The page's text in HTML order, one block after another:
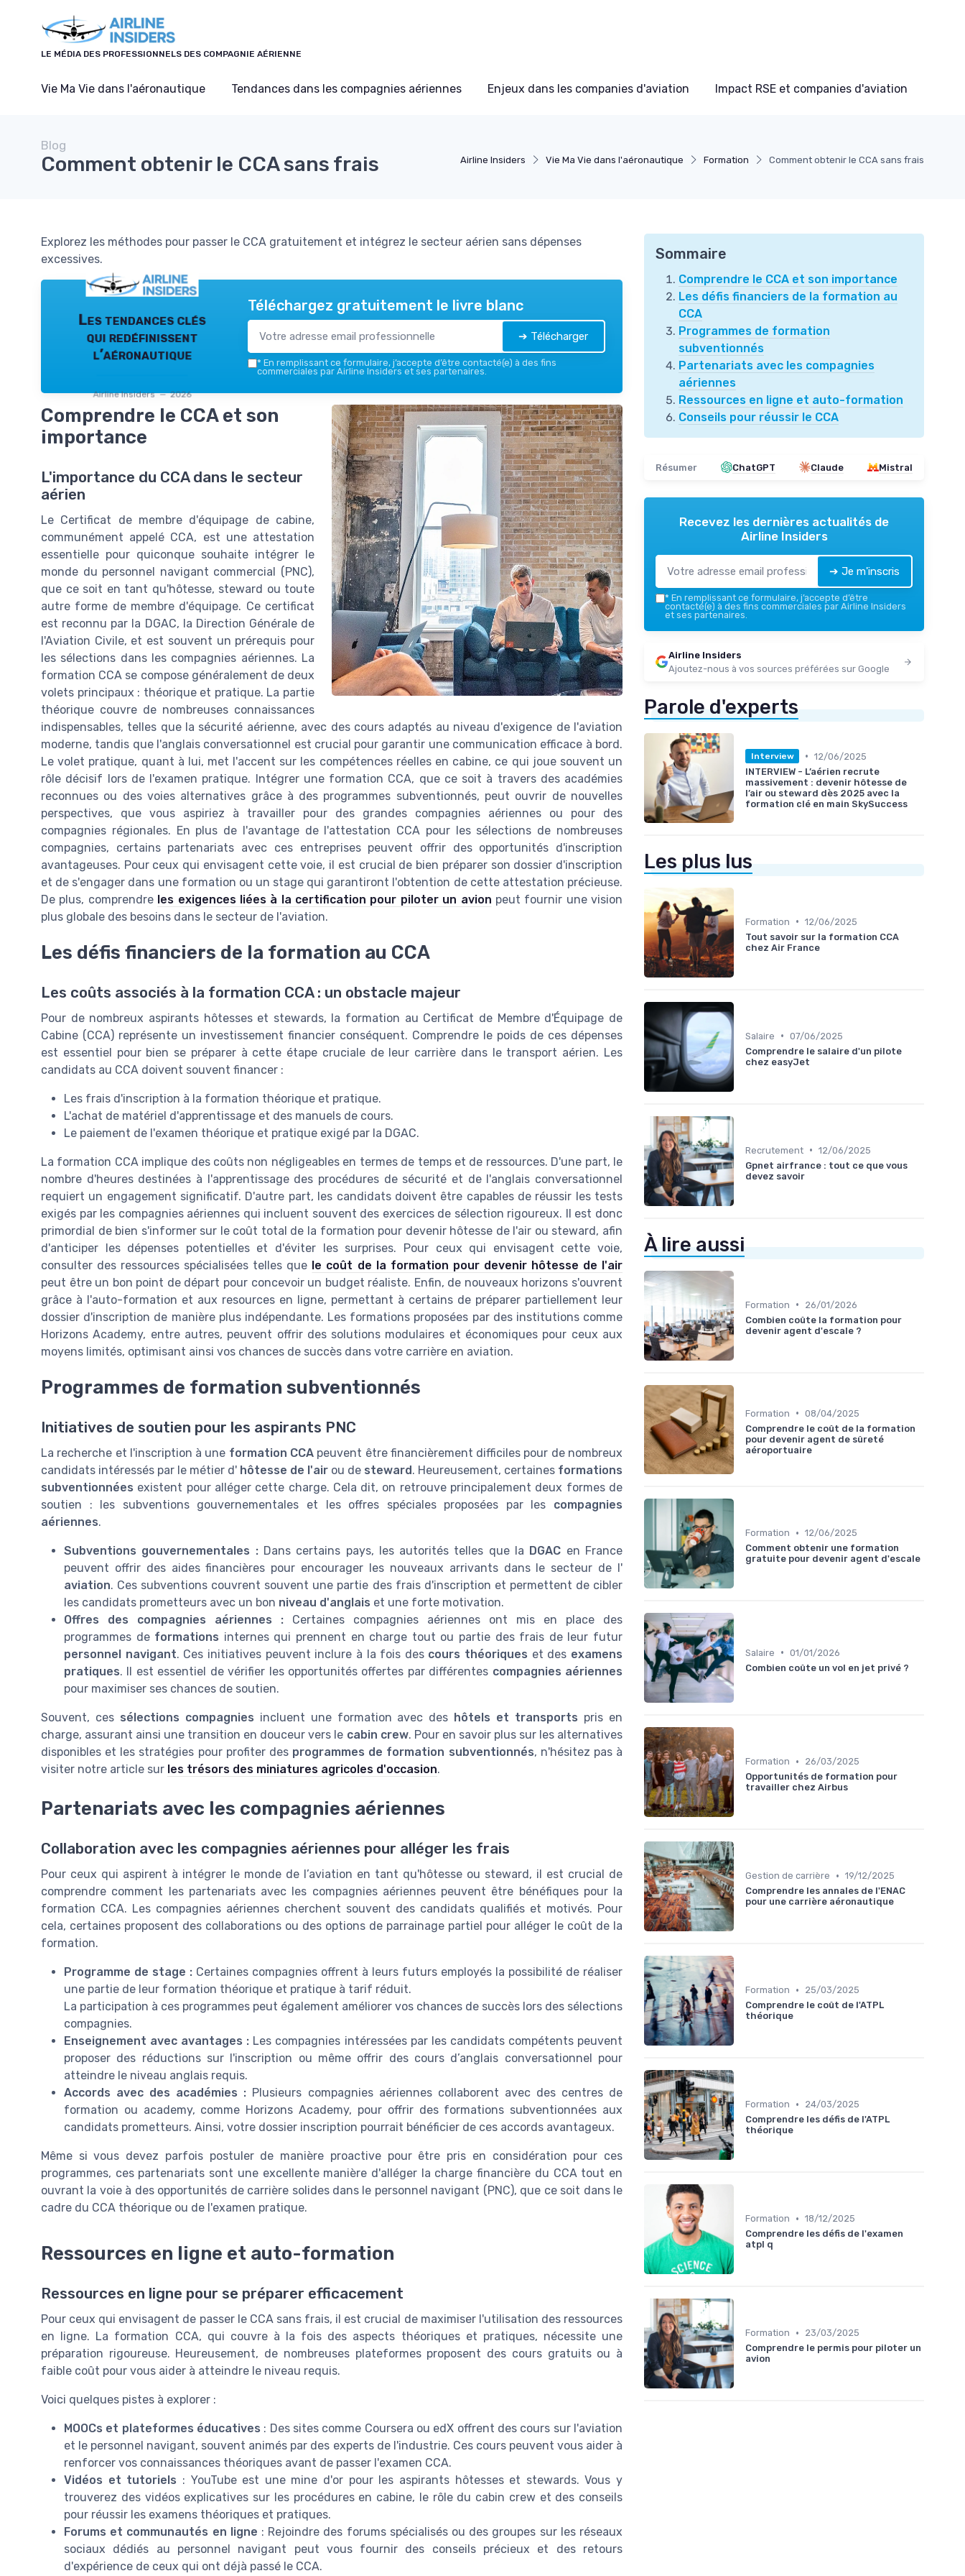
LE MÉDIA DES PROFESSIONNELS DES COMPAGNIE AÉRIENNE
Vie Ma Vie dans l'aéronautique Tendances dans les compagnies aériennes Enjeux dans les companies d'aviation Impact RSE et companies d'aviation
Airline Insiders Vie Ma Vie dans l'aéronautique Formation Comment obtenir le CCA sans frais
Blog
Comment obtenir le CCA sans frais
Explorez les méthodes pour passer le CCA gratuitement et intégrez le secteur aérien sans dépenses
excessives.
Les tendances clés
qui redéfinissent
l’aéronautique
Airline Insiders — 2026
Téléchargez gratuitement le livre blanc
➔ Télécharger
* En remplissant ce formulaire, j’accepte d’être contacté(e) à des fins
commerciales par Airline Insiders et ses partenaires.
Comprendre le CCA et son
importance
L'importance du CCA dans le secteur
aérien
Le Certificat de membre d'équipage de cabine,
communément appelé CCA, est une attestation
essentielle pour quiconque souhaite intégrer le
monde du personnel navigant commercial (PNC),
que ce soit en tant qu'hôtesse, steward ou toute
autre forme de membre d'équipage. Ce certificat
est reconnu par la DGAC, la Direction Générale de
l'Aviation Civile, et est souvent un prérequis pour
les sélections dans les compagnies aériennes. La
formation CCA se compose généralement de deux
volets principaux : théorique et pratique. La partie
théorique couvre de nombreuses connaissances
indispensables, telles que la sécurité aérienne, avec des cours adaptés au niveau d'exigence de l'aviation
moderne, tandis que l'anglais conversationnel est crucial pour garantir une communication efficace à bord.
Le volet pratique, quant à lui, met l'accent sur les compétences réelles en cabine, ce qui joue souvent un
rôle décisif lors de l'examen pratique. Intégrer une formation CCA, que ce soit à travers des académies
reconnues ou des voies alternatives grâce à des programmes subventionnés, peut ouvrir de nouvelles
perspectives, que vous aspiriez à travailler pour des grandes compagnies aériennes ou pour des
compagnies régionales. En plus de l'avantage de l'attestation CCA pour les sélections de nombreuses
compagnies, certains partenariats avec ces entreprises peuvent offrir des opportunités d'inscription
avantageuses. Pour ceux qui envisagent cette voie, il est crucial de bien préparer son dossier d'inscription
et de s'engager dans une formation ou un stage qui garantiront l'obtention de cette attestation précieuse.
De plus, comprendre les exigences liées à la certification pour piloter un avion peut fournir une vision
plus globale des besoins dans le secteur de l'aviation.
Les défis financiers de la formation au CCA
Les coûts associés à la formation CCA : un obstacle majeur
Pour de nombreux aspirants hôtesses et stewards, la formation au Certificat de Membre d'Équipage de
Cabine (CCA) représente un investissement financier conséquent. Comprendre le poids de ces dépenses
est essentiel pour bien se préparer à cette étape cruciale de leur carrière dans le transport aérien. Les
candidats au CCA doivent souvent financer :
Les frais d'inscription à la formation théorique et pratique.
L'achat de matériel d'apprentissage et des manuels de cours.
Le paiement de l'examen théorique et pratique exigé par la DGAC.
La formation CCA implique des coûts non négligeables en termes de temps et de ressources. D'une part, le
nombre d'heures destinées à l'apprentissage des procédures de sécurité et de l'anglais conversationnel
requiert un engagement significatif. D'autre part, les candidats doivent être capables de réussir les tests
exigés par les compagnies aériennes qui incluent souvent des exercices de sélection rigoureux. Il est donc
primordial de bien s'informer sur le coût total de la formation pour devenir hôtesse de l'air ou steward, afin
d'anticiper les dépenses potentielles et d'éviter les surprises. Pour ceux qui envisagent cette voie,
consulter des ressources spécialisées telles que le coût de la formation pour devenir hôtesse de l'air
peut être un bon point de départ pour concevoir un budget réaliste. Enfin, de nouveaux horizons s'ouvrent
grâce à l'auto-formation et aux resources en ligne, permettant à certains de préparer partiellement leur
dossier d'inscription de manière plus indépendante. Les formations proposées par des institutions comme
Horizons Academy, entre autres, peuvent offrir des solutions modulaires et économiques pour ceux aux
moyens limités, optimisant ainsi vos chances de succès dans votre carrière en aviation.
Programmes de formation subventionnés
Initiatives de soutien pour les aspirants PNC
La recherche et l'inscription à une formation CCA peuvent être financièrement difficiles pour de nombreux
candidats intéressés par le métier d' hôtesse de l'air ou de steward . Heureusement, certaines formations
subventionnées existent pour alléger cette charge. Cela dit, on retrouve principalement deux formes de
soutien : les subventions gouvernementales et les offres spéciales proposées par les compagnies
aériennes.
Subventions gouvernementales :Dans certains pays, les autorités telles que la DGAC en France
peuvent offrir des aides financières pour encourager les nouveaux arrivants dans le secteur de l'
aviation. Ces subventions couvrent souvent une partie des frais d'inscription et permettent de cibler
les candidats prometteurs avec un bon niveau d'anglais et une forte motivation.
Offres des compagnies aériennes : Certaines compagnies aériennes ont mis en place des
programmes de formations internes qui prennent en charge tout ou partie des frais de leur futur
personnel navigant. Ces initiatives peuvent inclure à la fois des cours théoriques et des examens
pratiques. Il est essentiel de vérifier les opportunités offertes par différentes compagnies aériennes
pour maximiser ses chances de soutien.
Souvent, ces sélections compagnies incluent une formation avec des hôtels et transports pris en
charge, assurant ainsi une transition en douceur vers le cabin crew. Pour en savoir plus sur les alternatives
disponibles et les stratégies pour profiter des programmes de formation subventionnés, n'hésitez pas à
visiter notre article sur les trésors des miniatures agricoles d'occasion.
Partenariats avec les compagnies aériennes
Collaboration avec les compagnies aériennes pour alléger les frais
Pour ceux qui aspirent à intégrer le monde de l’aviation en tant qu'hôtesse ou steward, il est crucial de
comprendre comment les partenariats avec les compagnies aériennes peuvent être bénéfiques pour la
formation CCA. Les compagnies aériennes cherchent souvent des candidats qualifiés et motivés. Pour
cela, certaines proposent des collaborations ou des options de parrainage partiel pour alléger le coût de la
formation.
Programme de stage : Certaines compagnies offrent à leurs futurs employés la possibilité de réaliser
une partie de leur formation théorique et pratique à tarif réduit.
La participation à ces programmes peut également améliorer vos chances de succès lors des sélections
compagnies.
Enseignement avec avantages : Les compagnies intéressées par les candidats compétents peuvent
proposer des réductions sur l'inscription ou même offrir des cours d’anglais conversationnel pour
atteindre le niveau anglais requis.
Accords avec des académies : Plusieurs compagnies aériennes collaborent avec des centres de
formation ou academy, comme Horizons Academy, pour offrir des formations subventionnées aux
candidats prometteurs. Ainsi, votre dossier inscription pourrait bénéficier de ces accords avantageux.
Même si vous devez parfois postuler de manière proactive pour être pris en considération pour ces
programmes, ces partenariats sont une excellente manière d'alléger la charge financière du CCA tout en
ouvrant la voie à des opportunités de carrière solides dans le personnel navigant (PNC), que ce soit dans le
cadre du CCA théorique ou de l'examen pratique.
Ressources en ligne et auto-formation
Ressources en ligne pour se préparer efficacement
Pour ceux qui envisagent de passer le CCA sans frais, il est crucial de maximiser l'utilisation des ressources
en ligne. La formation CCA, qui couvre à la fois des aspects théoriques et pratiques, nécessite une
préparation rigoureuse. Heureusement, de nombreuses plateformes proposent des cours gratuits ou à
faible coût pour vous aider à atteindre le niveau requis.
Voici quelques pistes à explorer :
MOOCs et plateformes éducatives : Des sites comme Coursera ou edX offrent des cours sur l'aviation
et le personnel navigant, souvent animés par des experts de l'industrie. Ces cours peuvent vous aider à
renforcer vos connaissances théoriques avant de passer l'examen CCA.
Vidéos et tutoriels : YouTube est une mine d'or pour les aspirants hôtesses et stewards. Vous y
trouverez des vidéos explicatives sur les procédures en cabine, le rôle du cabin crew et des conseils
pour réussir les examens théoriques et pratiques.
Forums et communautés en ligne : Rejoindre des forums spécialisés ou des groupes sur les réseaux
sociaux dédiés au personnel navigant peut vous fournir des conseils précieux et des retours
d'expérience de ceux qui ont déjà passé le CCA.
Sommaire
Comprendre le CCA et son importance
Les défis financiers de la formation au
CCA
Programmes de formation
subventionnés
Partenariats avec les compagnies
aériennes
Ressources en ligne et auto-formation
Conseils pour réussir le CCA
Résumer ChatGPT Claude Mistral
Recevez les dernières actualités de
Airline Insiders
➔ Je m'inscris
* En remplissant ce formulaire, j’accepte d’être
contacté(e) à des fins commerciales par Airline Insiders
et ses partenaires.
Airline Insiders
Ajoutez-nous à vos sources préférées sur Google
Parole d'experts
Interview • 12/06/2025
INTERVIEW - L’aérien recrute
massivement : devenir hôtesse de
l’air ou steward dès 2025 avec la
formation clé en main SkySuccess
Les plus lus
Formation • 12/06/2025
Tout savoir sur la formation CCA
chez Air France
Salaire • 07/06/2025
Comprendre le salaire d'un pilote
chez easyJet
Recrutement • 12/06/2025
Gpnet airfrance : tout ce que vous
devez savoir
À lire aussi
Formation •
26/01/2026
Combien coûte la formation pour
devenir agent d'escale ?
Formation • 08/04/2025
Comprendre le coût de la formation
pour devenir agent de sûreté
aéroportuaire
Formation • 12/06/2025
Comment obtenir une formation
gratuite pour devenir agent d'escale
Salaire • 01/01/2026
Combien coûte un vol en jet privé ?
Formation •
26/03/2025
Opportunités de formation pour
travailler chez Airbus
Gestion de carrière • 19/12/2025
Comprendre les annales de l'ENAC
pour une carrière aéronautique
Formation •
25/03/2025
Comprendre le coût de l'ATPL
théorique
Formation •
24/03/2025
Comprendre les défis de l'ATPL
théorique
Formation • 18/12/2025
Comprendre les défis de l'examen
atpl q
Formation •
23/03/2025
Comprendre le permis pour piloter un
avion